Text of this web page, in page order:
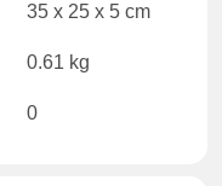
35 x 25 x 5 cm
0.61 kg
0